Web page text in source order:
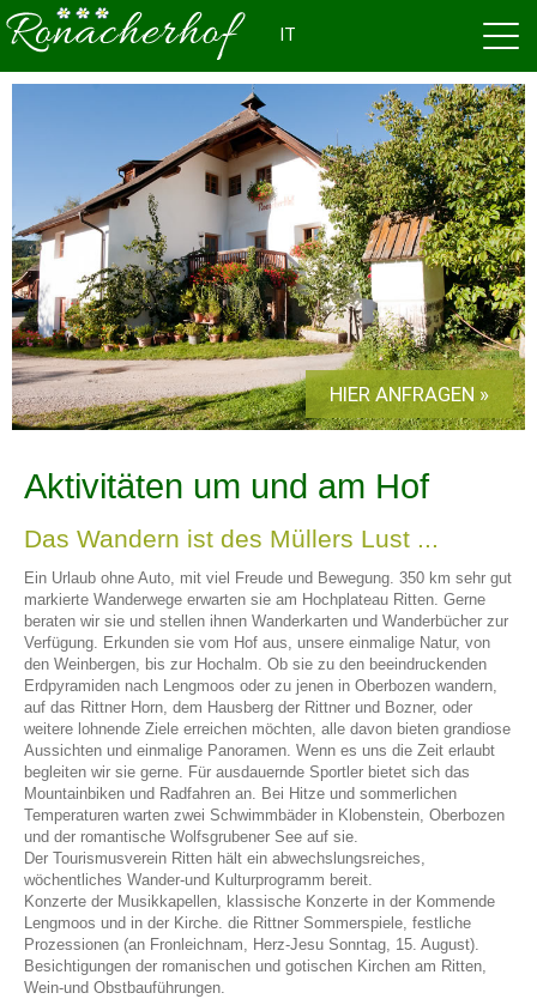
HIER ANFRAGEN »
Aktivitäten um und am Hof
Das Wandern ist des Müllers Lust ...
Ein Urlaub ohne Auto, mit viel Freude und Bewegung. 350 km sehr gut
markierte Wanderwege erwarten sie am Hochplateau Ritten. Gerne
beraten wir sie und stellen ihnen Wanderkarten und Wanderbücher zur
Verfügung. Erkunden sie vom Hof aus, unsere einmalige Natur, von
den Weinbergen, bis zur Hochalm. Ob sie zu den beeindruckenden
Erdpyramiden nach Lengmoos oder zu jenen in Oberbozen wandern,
auf das Rittner Horn, dem Hausberg der Rittner und Bozner, oder
weitere lohnende Ziele erreichen möchten, alle davon bieten grandiose
Aussichten und einmalige Panoramen. Wenn es uns die Zeit erlaubt
begleiten wir sie gerne. Für ausdauernde Sportler bietet sich das
Mountainbiken und Radfahren an. Bei Hitze und sommerlichen
Temperaturen warten zwei Schwimmbäder in Klobenstein, Oberbozen
und der romantische Wolfsgrubener See auf sie.
Der Tourismusverein Ritten hält ein abwechslungsreiches,
wöchentliches Wander-und Kulturprogramm bereit.
Konzerte der Musikkapellen, klassische Konzerte in der Kommende
Lengmoos und in der Kirche. die Rittner Sommerspiele, festliche
Prozessionen (an Fronleichnam, Herz-Jesu Sonntag, 15. August).
Besichtigungen der romanischen und gotischen Kirchen am Ritten,
Wein-und Obstbauführungen.
IT